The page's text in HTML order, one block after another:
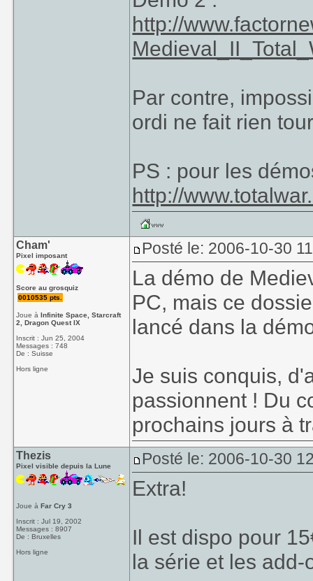
http://
Par contre,
ordi ne fait rien
PS : pour les
http://
Cham'
Pixel imposant
Score au grosquiz
0010535 pts.
Joue àInfinite Space, Starcraft
2, Dragon Quest IX
Inscrit : Jun 25, 2004
Messages : 748
De : Suisse
Hors ligne
Posté le: 2006-10-30
La démo de
PC, mais ce
lancé dans la
Je suis conquis,
passionnent ! Du
prochains jours à
Thezis
Pixel visible depuis la Lune
Joue àFar Cry 3
Inscrit : Jul 19, 2002
Messages : 8907
De : Bruxelles
Hors ligne
Posté le: 2006-10-30
Extra!
Il est dispo pour
la série et les add-